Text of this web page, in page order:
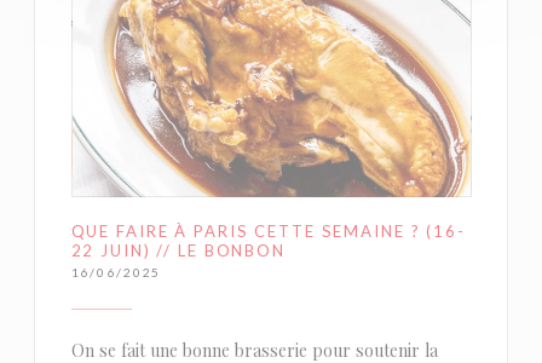
QUE FAIRE À PARIS CETTE SEMAINE ? (16-
22 JUIN) // LE BONBON
16/06/2025
On se fait une bonne brasserie pour soutenir la